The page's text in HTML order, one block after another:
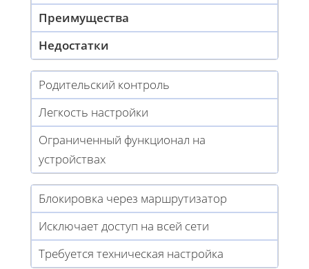
Преимущества
Недостатки
Родительский контроль
Легкость настройки
Ограниченный функционал на
устройствах
Блокировка через маршрутизатор
Исключает доступ на всей сети
Требуется техническая настройка